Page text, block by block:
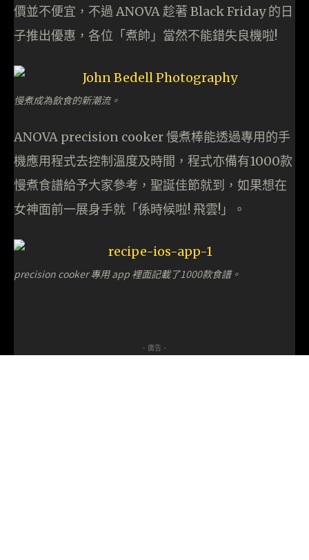
價並不便宜，不過 ANOVA 趁著 Black Friday 的日
子推出優惠，各位「煮帥」當然不能錯失良機啦!
慢煮成為飲食的新潮流。
ANOVA precision cooker 慢煮棒能透過專用的手
機應用程式去控制溫度及時間，程式亦備有1000款
慢煮食譜給予大家參考，聖誕佳節就到，如果想在
女神面前一展身手就「係時候啦! 飛雲!」。
precision cooker 專用 app 裡面記載了1000款食譜。
- 廣告 -